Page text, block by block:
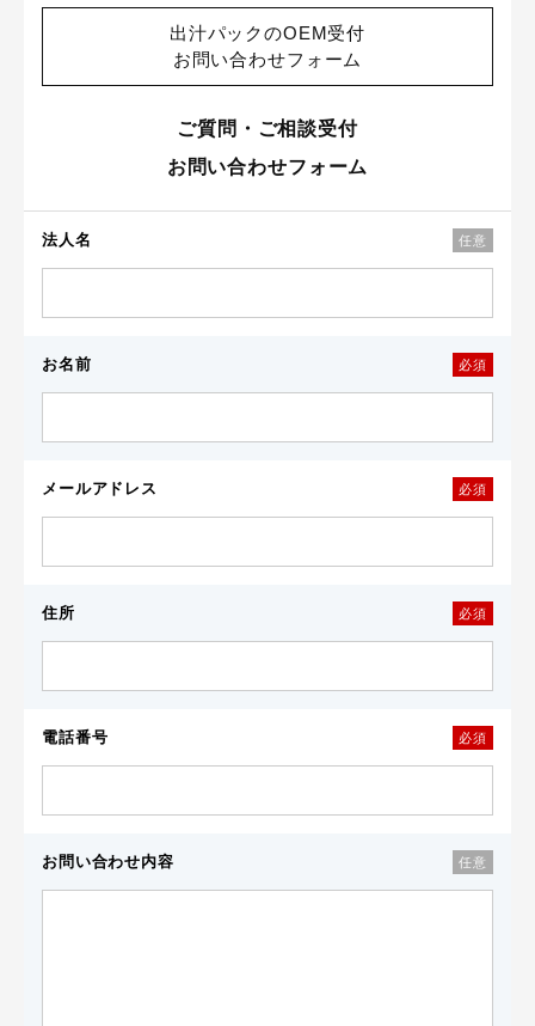
出汁パックのOEM受付
お問い合わせフォーム
ご質問・ご相談受付
お問い合わせフォーム
法人名 任意
お名前 必須
メールアドレス 必須
住所 必須
電話番号 必須
お問い合わせ内容 任意